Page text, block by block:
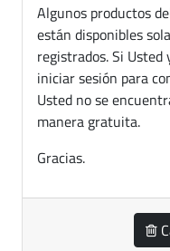
Algunos productos
están disponibles
registrados. Si
iniciar sesión para
Usted no se
manera gratuita.
Gracias.